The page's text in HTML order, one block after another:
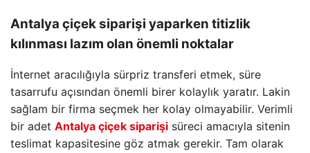
Antalya çiçek siparişi yaparken titizlik
kılınması lazım olan önemli noktalar
İnternet aracılığıyla sürpriz transferi etmek, süre
tasarrufu açısından önemli birer kolaylık yaratır. Lakin
sağlam bir firma seçmek her kolay olmayabilir. Verimli
bir adet Antalya çiçek siparişi süreci amacıyla sitenin
teslimat kapasitesine göz atmak gerekir. Tam olarak